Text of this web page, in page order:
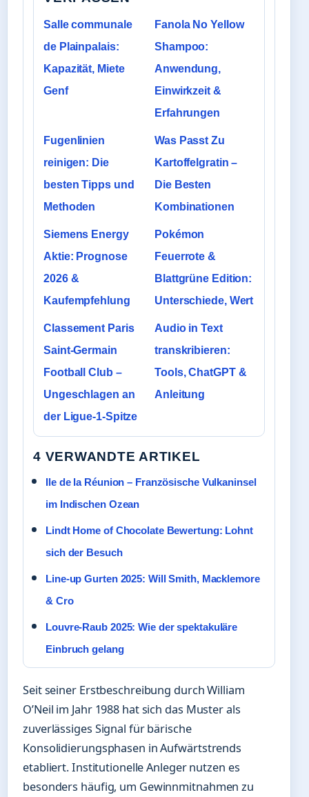
Salle communale
de Plainpalais:
Kapazität, Miete
Genf
Fanola No Yellow
Shampoo:
Anwendung,
Einwirkzeit &
Erfahrungen
Fugenlinien
reinigen: Die
besten Tipps und
Methoden
Was Passt Zu
Kartoffelgratin –
Die Besten
Kombinationen
Siemens Energy
Aktie: Prognose
2026 &
Kaufempfehlung
Pokémon
Feuerrote &
Blattgrüne Edition:
Unterschiede, Wert
Classement Paris
Saint-Germain
Football Club –
Ungeschlagen an
der Ligue-1-Spitze
Audio in Text
transkribieren:
Tools, ChatGPT &
Anleitung
4 VERWANDTE ARTIKEL
Ile de la Réunion – Französische Vulkaninsel
im Indischen Ozean
Lindt Home of Chocolate Bewertung: Lohnt
sich der Besuch
Line-up Gurten 2025: Will Smith, Macklemore
& Cro
Louvre-Raub 2025: Wie der spektakuläre
Einbruch gelang
Seit seiner Erstbeschreibung durch William
O’Neil im Jahr 1988 hat sich das Muster als
zuverlässiges Signal für bärische
Konsolidierungsphasen in Aufwärtstrends
etabliert. Institutionelle Anleger nutzen es
besonders häufig, um Gewinnmitnahmen zu